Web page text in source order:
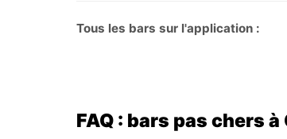
Tous les bars sur l'application :
FAQ : bars pas chers